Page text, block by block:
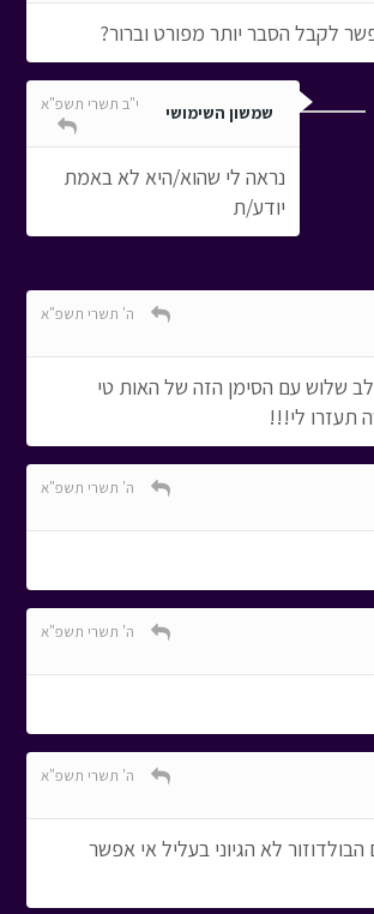
לקבל הסבר יותר מפורט וברור?
שמשון השימושי י"ב תשרי תשפ"א
נראה לי שהוא/היא לא באמת
יודע/ת
ה' תשרי תשפ"א
שלוש עם הסימן הזה של האות טי
תעזרו לי!!!
ה' תשרי תשפ"א
ה' תשרי תשפ"א
ה' תשרי תשפ"א
לא הגיוני בעליל אי אפשר